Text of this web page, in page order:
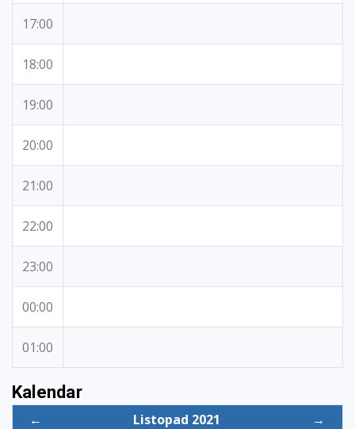
17:00
18:00
19:00
20:00
21:00
22:00
23:00
00:00
01:00
Kalendar
← Listopad 2021
→